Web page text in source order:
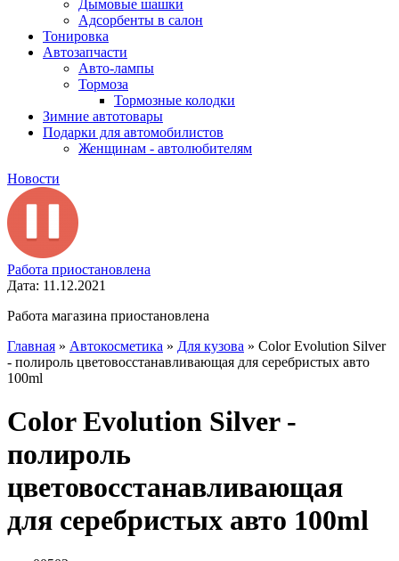
Дымовые шашки
Адсорбенты в салон
Тонировка
Автозапчасти
Авто-лампы
Тормоза
Тормозные колодки
Зимние автотовары
Подарки для автомобилистов
Женщинам - автолюбителям
Новости
Работа приостановлена
Дата: 11.12.2021
Работа магазина приостановлена
Главная » Автокосметика » Для кузова » Color Evolution Silver
- полироль цветовосстанавливающая для серебристых авто
100ml
Color Evolution Silver -
полироль
цветовосстанавливающая
для серебристых авто 100ml